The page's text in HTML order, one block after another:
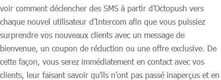
voir comment déclencher des SMS à partir d’Octopush vers
chaque nouvel utilisateur d’Intercom afin que vous puissiez
surprendre vos nouveaux clients avec un message de
bienvenue, un coupon de réduction ou une offre exclusive. De
cette façon, vous serez immédiatement en contact avec vos
clients, leur faisant savoir qu’ils n’ont pas passé inaperçus et en